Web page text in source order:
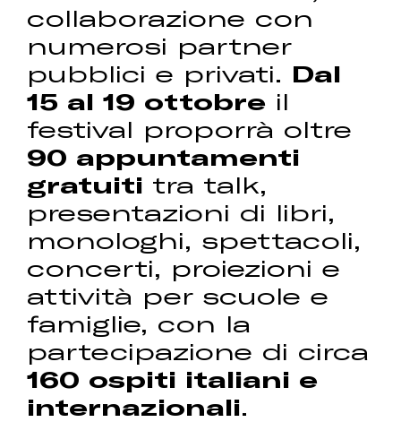
collaborazione con
numerosi partner
pubblici e privati. Dal
15 al 19 ottobre il
festival proporrà oltre
90 appuntamenti
gratuiti tra talk,
presentazioni di libri,
monologhi, spettacoli,
concerti, proiezioni e
attività per scuole e
famiglie, con la
partecipazione di circa
160 ospiti italiani e
internazionali.